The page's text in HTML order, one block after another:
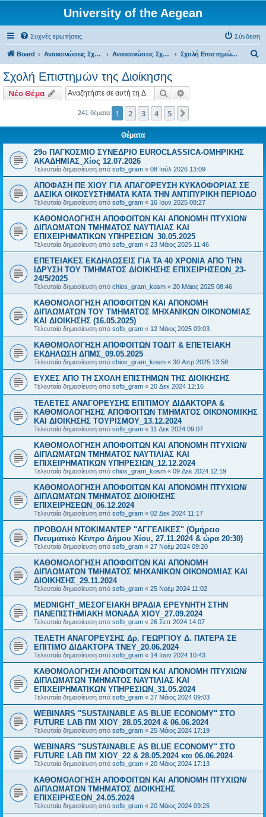
University of the Aegean
Συχνές ερωτήσεις Σύνδεση
Board Ανακοινώσεις Σχολών, Τμημάτων, Συλλόγων & Υπηρεσιών Ανακοινώσεις Σχολών & Τμημάτων (Χίος) Σχολή Επιστημών της Διοίκησης
Σχολή Επιστημών της Διοίκησης
Νέο Θέμα Αναζήτηση
241 θέματα 1 2 3 4 5
Θέματα
29ο ΠΑΓΚΟΣΜΙΟ ΣΥΝΕΔΡΙΟ EUROCLASSICA-ΟΜΗΡΙΚΗΣ
ΑΚΑΔΗΜΙΑΣ_Χίος 12.07.2026
Τελευταία δημοσίευση από sofb_gram « 08 Ιούλ 2026 13:09
ΑΠΟΦΑΣΗ ΠΕ ΧΙΟΥ ΓΙΑ ΑΠΑΓΟΡΕΥΣΗ ΚΥΚΛΟΦΟΡΙΑΣ ΣΕ
ΔΑΣΙΚΑ ΟΙΚΟΣΥΣΤΗΜΑΤΑ ΚΑΤΑ ΤΗΝ ΑΝΤΙΠΥΡΙΚΗ ΠΕΡΙΟΔΟ
Τελευταία δημοσίευση από sofb_gram « 16 Ιουν 2025 08:27
ΚΑΘΟΜΟΛΟΓΗΣΗ ΑΠΟΦΟΙΤΩΝ ΚΑΙ ΑΠΟΝΟΜΗ ΠΤΥΧΙΩΝ/
ΔΙΠΛΩΜΑΤΩΝ ΤΜΗΜΑΤΟΣ ΝΑΥΤΙΛΙΑΣ ΚΑΙ
ΕΠΙΧΕΙΡΗΜΑΤΙΚΩΝ ΥΠΗΡΕΣΙΩΝ_30.05.2025
Τελευταία δημοσίευση από sofb_gram « 23 Μάιος 2025 11:46
ΕΠΕΤΕΙΑΚΕΣ ΕΚΔΗΛΩΣΕΙΣ ΓΙΑ ΤΑ 40 ΧΡΟΝΙΑ ΑΠΟ ΤΗΝ
ΙΔΡΥΣΗ ΤΟΥ ΤΜΗΜΑΤΟΣ ΔΙΟΙΚΗΣΗΣ ΕΠΙΧΕΙΡΗΣΕΩΝ_23-
24/5/2025
Τελευταία δημοσίευση από chios_gram_kosm « 20 Μάιος 2025 08:46
ΚΑΘΟΜΟΛΟΓΗΣΗ ΑΠΟΦΟΙΤΩΝ ΚΑΙ ΑΠΟΝΟΜΗ
ΔΙΠΛΩΜΑΤΩΝ ΤΟΥ ΤΜΗΜΑΤΟΣ ΜΗΧΑΝΙΚΩΝ ΟΙΚΟΝΟΜΙΑΣ
ΚΑΙ ΔΙΟΙΚΗΣΗΣ (16.05.2025)
Τελευταία δημοσίευση από sofb_gram « 12 Μάιος 2025 09:03
ΚΑΘΟΜΟΛΟΓΗΣΗ ΑΠΟΦΟΙΤΩΝ ΤΟΔΙΤ & ΕΠΕΤΕΙΑΚΗ
ΕΚΔΗΛΩΣΗ ΔΠΜΣ_09.05.2025
Τελευταία δημοσίευση από chios_gram_kosm « 30 Απρ 2025 13:58
ΕΥΧΕΣ ΑΠΟ ΤΗ ΣΧΟΛΗ ΕΠΙΣΤΗΜΩΝ ΤΗΣ ΔΙΟΙΚΗΣΗΣ
Τελευταία δημοσίευση από sofb_gram « 20 Δεκ 2024 12:16
ΤΕΛΕΤΕΣ ΑΝΑΓΟΡΕΥΣΗΣ ΕΠΙΤΙΜΟΥ ΔΙΔΑΚΤΟΡΑ &
ΚΑΘΟΜΟΛΟΓΗΣΗΣ ΑΠΟΦΟΙΤΩΝ ΤΜΗΜΑΤΟΣ ΟΙΚΟΝΟΜΙΚΗΣ
ΚΑΙ ΔΙΟΙΚΗΣΗΣ ΤΟΥΡΙΣΜΟΥ_13.12.2024
Τελευταία δημοσίευση από sofb_gram « 11 Δεκ 2024 09:07
ΚΑΘΟΜΟΛΟΓΗΣΗ ΑΠΟΦΟΙΤΩΝ ΚΑΙ ΑΠΟΝΟΜΗ ΠΤΥΧΙΩΝ/
ΔΙΠΛΩΜΑΤΩΝ ΤΜΗΜΑΤΟΣ ΝΑΥΤΙΛΙΑΣ ΚΑΙ
ΕΠΙΧΕΙΡΗΜΑΤΙΚΩΝ ΥΠΗΡΕΣΙΩΝ_12.12.2024
Τελευταία δημοσίευση από chios_gram_kosm « 09 Δεκ 2024 12:19
ΚΑΘΟΜΟΛΟΓΗΣΗ ΑΠΟΦΟΙΤΩΝ ΚΑΙ ΑΠΟΝΟΜΗ ΠΤΥΧΙΩΝ/
ΔΙΠΛΩΜΑΤΩΝ ΤΜΗΜΑΤΟΣ ΔΙΟΙΚΗΣΗΣ
ΕΠΙΧΕΙΡΗΣΕΩΝ_06.12.2024
Τελευταία δημοσίευση από sofb_gram « 02 Δεκ 2024 11:17
ΠΡΟΒΟΛΗ ΝΤΟΚΙΜΑΝΤΕΡ "ΑΓΓΕΛΙΚΕΣ" (Ομήρειο
Πνευματικό Κέντρο Δήμου Χίου, 27.11.2024 & ώρα 20:30)
Τελευταία δημοσίευση από sofb_gram « 27 Νοέμ 2024 09:20
ΚΑΘΟΜΟΛΟΓΗΣΗ ΑΠΟΦΟΙΤΩΝ ΚΑΙ ΑΠΟΝΟΜΗ
ΔΙΠΛΩΜΑΤΩΝ ΤΜΗΜΑΤΟΣ ΜΗΧΑΝΙΚΩΝ ΟΙΚΟΝΟΜΙΑΣ ΚΑΙ
ΔΙΟΙΚΗΣΗΣ_29.11.2024
Τελευταία δημοσίευση από sofb_gram « 25 Νοέμ 2024 11:02
MEDNIGHT_ΜΕΣΟΓΕΙΑΚΗ ΒΡΑΔΙΑ ΕΡΕΥΝΗΤΗ ΣΤΗΝ
ΠΑΝΕΠΙΣΤΗΜΙΑΚΗ ΜΟΝΑΔΑ ΧΙΟΥ_27.09.2024
Τελευταία δημοσίευση από sofb_gram « 26 Σεπ 2024 14:07
ΤΕΛΕΤΗ ΑΝΑΓΟΡΕΥΣΗΣ Δρ. ΓΕΩΡΓΙΟΥ Δ. ΠΑΤΕΡΑ ΣΕ
ΕΠΙΤΙΜΟ ΔΙΔΑΚΤΟΡΑ ΤΝΕΥ_20.06.2024
Τελευταία δημοσίευση από sofb_gram « 14 Ιουν 2024 10:43
ΚΑΘΟΜΟΛΟΓΗΣΗ ΑΠΟΦΟΙΤΩΝ ΚΑΙ ΑΠΟΝΟΜΗ ΠΤΥΧΙΩΝ/
ΔΙΠΛΩΜΑΤΩΝ ΤΜΗΜΑΤΟΣ ΝΑΥΤΙΛΙΑΣ ΚΑΙ
ΕΠΙΧΕΙΡΗΜΑΤΙΚΩΝ ΥΠΗΡΕΣΙΩΝ_31.05.2024
Τελευταία δημοσίευση από sofb_gram « 27 Μάιος 2024 09:03
WEBINARS "SUSTAINABLE AS BLUE ECONOMY" ΣΤΟ
FUTURE LAB ΠΜ ΧΙΟΥ_28.05.2024 & 06.06.2024
Τελευταία δημοσίευση από sofb_gram « 25 Μάιος 2024 17:19
WEBINARS "SUSTAINABLE AS BLUE ECONOMY" ΣΤΟ
FUTURE LAB ΠΜ ΧΙΟΥ_22 & 28.05.2024 και 06.06.2024
Τελευταία δημοσίευση από sofb_gram « 20 Μάιος 2024 17:13
ΚΑΘΟΜΟΛΟΓΗΣΗ ΑΠΟΦΟΙΤΩΝ ΚΑΙ ΑΠΟΝΟΜΗ ΠΤΥΧΙΩΝ/
ΔΙΠΛΩΜΑΤΩΝ ΤΜΗΜΑΤΟΣ ΔΙΟΙΚΗΣΗΣ
ΕΠΙΧΕΙΡΗΣΕΩΝ_24.05.2024
Τελευταία δημοσίευση από sofb_gram « 20 Μάιος 2024 09:25